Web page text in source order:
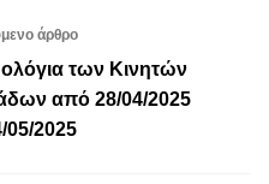
άρθρο
των Κινητών
από 28/04/2025
05/2025